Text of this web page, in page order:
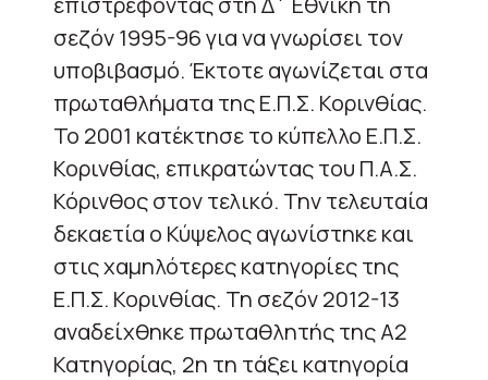
σεζόν 1995-96 για να γνωρίσει τον
υποβιβασμό. Έκτοτε αγωνίζεται στα
πρωταθλήματα της Ε.Π.Σ. Κορινθίας.
Το 2001 κατέκτησε το κύπελλο Ε.Π.Σ.
Κορινθίας, επικρατώντας του Π.Α.Σ.
Κόρινθος στον τελικό. Την τελευταία
δεκαετία ο Κύψελος αγωνίστηκε και
στις χαμηλότερες κατηγορίες της
Ε.Π.Σ. Κορινθίας. Τη σεζόν 2012-13
αναδείχθηκε πρωταθλητής της Α2
Κατηγορίας, 2η τη τάξει κατηγορία